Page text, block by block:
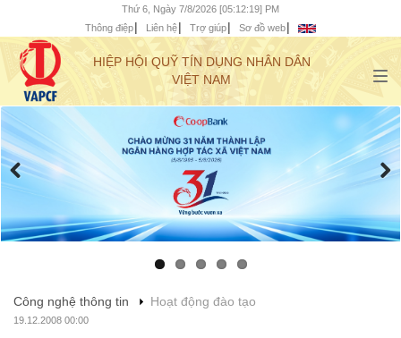
Thứ 6, Ngày 7/8/2026 [05:12:20] PM
Thông điệp
Liên hệ Trợ giúp Sơ đồ web
HIỆP HỘI QUỸ TÍN DỤNG NHÂN DÂN
VIỆT NAM
Công nghệ thông tin Hoạt động đào tạo
19.12.2008 00:00